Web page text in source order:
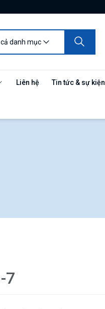
danh mục
Liên hệ Tin tức & sự kiện
7